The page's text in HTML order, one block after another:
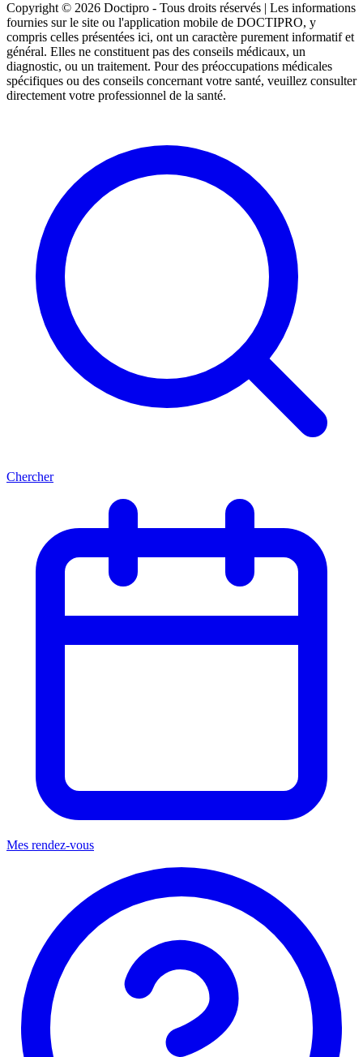
Copyright © 2026 Doctipro - Tous droits réservés | Les informations
fournies sur le site ou l'application mobile de DOCTIPRO, y
compris celles présentées ici, ont un caractère purement informatif et
général. Elles ne constituent pas des conseils médicaux, un
diagnostic, ou un traitement. Pour des préoccupations médicales
spécifiques ou des conseils concernant votre santé, veuillez consulter
directement votre professionnel de la santé.
Chercher
Mes rendez-vous